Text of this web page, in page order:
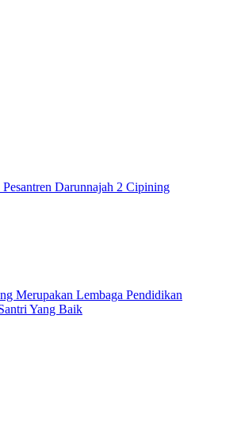
Darunnajah 2 Cipining
Merupakan Lembaga Pendidikan
Yang Baik